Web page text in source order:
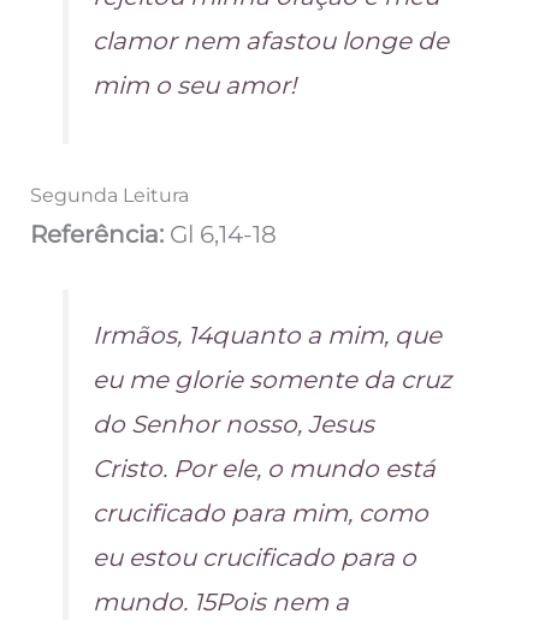
clamor nem afastou longe de
mim o seu amor!
Segunda Leitura
Referência: Gl 6,14-18
Irmãos, 14quanto a mim, que
eu me glorie somente da cruz
do Senhor nosso, Jesus
Cristo. Por ele, o mundo está
crucificado para mim, como
eu estou crucificado para o
mundo. 15Pois nem a